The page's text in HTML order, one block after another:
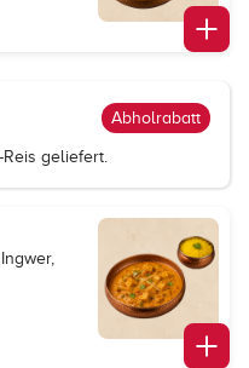
Abholrabatt
geliefert.